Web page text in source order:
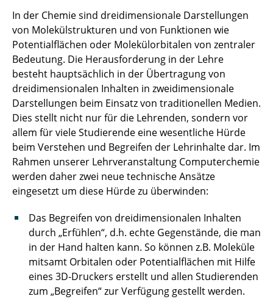
In der Chemie sind dreidimensionale Darstellungen
von Molekülstrukturen und von Funktionen wie
Potentialflächen oder Molekülorbitalen von zentraler
Bedeutung. Die Herausforderung in der Lehre
besteht hauptsächlich in der Übertragung von
dreidimensionalen Inhalten in zweidimensionale
Darstellungen beim Einsatz von traditionellen Medien.
Dies stellt nicht nur für die Lehrenden, sondern vor
allem für viele Studierende eine wesentliche Hürde
beim Verstehen und Begreifen der Lehrinhalte dar. Im
Rahmen unserer Lehrveranstaltung Computerchemie
werden daher zwei neue technische Ansätze
eingesetzt um diese Hürde zu überwinden:
Das Begreifen von dreidimensionalen Inhalten
durch „Erfühlen“, d.h. echte Gegenstände, die man
in der Hand halten kann. So können z.B. Moleküle
mitsamt Orbitalen oder Potentialflächen mit Hilfe
eines 3D-Druckers erstellt und allen Studierenden
zum „Begreifen“ zur Verfügung gestellt werden.